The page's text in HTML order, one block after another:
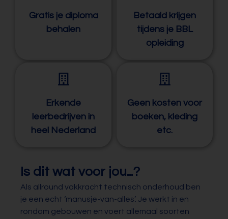
Gratis je diploma
behalen
Betaald krijgen
tijdens je BBL
opleiding
Erkende
leerbedrijven in
heel Nederland
Geen kosten voor
boeken, kleding
etc.
Is dit wat voor jou...?
Als allround vakkracht technisch onderhoud ben
je een echt ‘manusje-van-alles’. Je werkt in en
rondom gebouwen en voert allemaal soorten